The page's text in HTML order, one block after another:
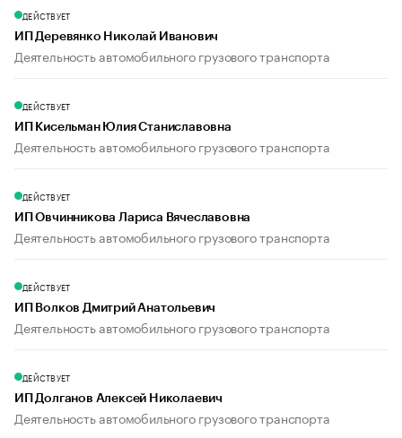
ДЕЙСТВУЕТ
ИП Деревянко Николай Иванович
Деятельность автомобильного грузового транспорта
ДЕЙСТВУЕТ
ИП Кисельман Юлия Станиславовна
Деятельность автомобильного грузового транспорта
ДЕЙСТВУЕТ
ИП Овчинникова Лариса Вячеславовна
Деятельность автомобильного грузового транспорта
ДЕЙСТВУЕТ
ИП Волков Дмитрий Анатольевич
Деятельность автомобильного грузового транспорта
ДЕЙСТВУЕТ
ИП Долганов Алексей Николаевич
Деятельность автомобильного грузового транспорта